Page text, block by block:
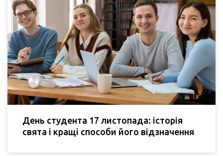
День студента 17 листопада: історія
свята і кращі способи його відзначення